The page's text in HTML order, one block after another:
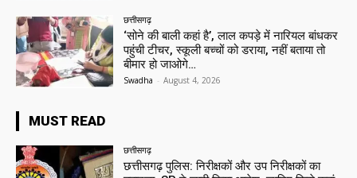
छत्तीसगढ़
‘सोने की बाली कहां है’, लाल कपड़े में नारियल बांधकर
पहुंची टीचर, स्कूली बच्चों को डराया, नहीं बताया तो
बीमार हो जाओगे…
Swadha - August 4, 2026
MUST READ
छत्तीसगढ़
छत्तीसगढ़ पुलिस: निरीक्षकों और उप निरीक्षकों का